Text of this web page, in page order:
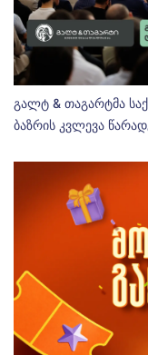
გალტ & თაგარტმა
ბაზრის კვლევა